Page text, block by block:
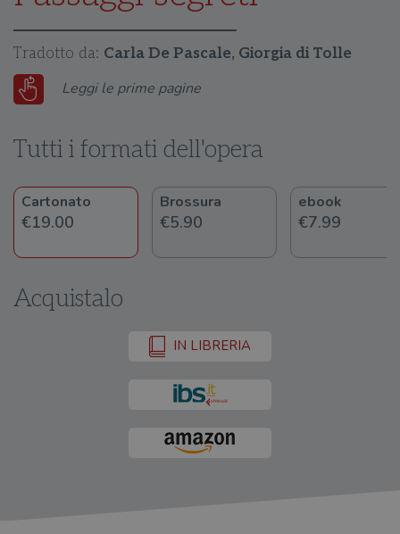
Tradotto da: Carla De Pascale, Giorgia di Tolle
Leggi le prime pagine
Tutti i formati dell'opera
Cartonato
€19.00
Brossura
€5.90
ebook
€7.99
Acquistalo
IN LIBRERIA